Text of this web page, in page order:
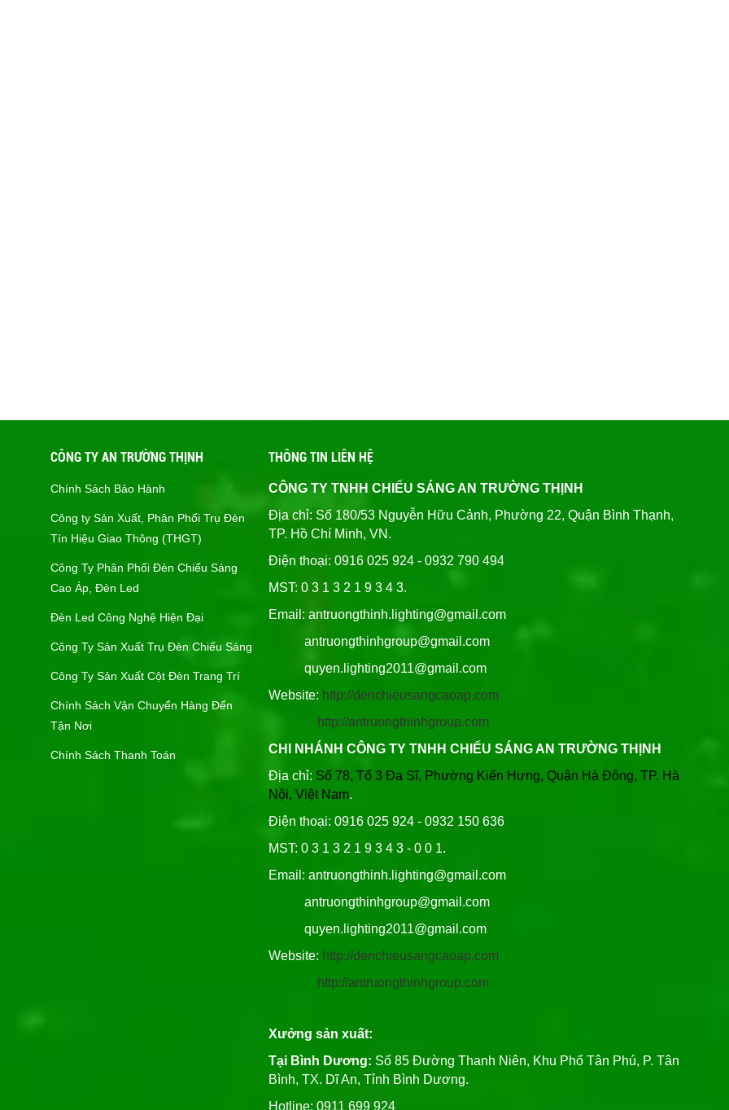
CÔNG TY AN TRƯỜNG THỊNH
Chính Sách Bảo Hành
Công ty Sản Xuất, Phân Phối Trụ Đèn
Tín Hiệu Giao Thông (THGT)
Công Ty Phân Phối Đèn Chiếu Sáng
Cao Áp, Đèn Led
Đèn Led Công Nghệ Hiện Đại
Công Ty Sản Xuất Trụ Đèn Chiếu Sáng
Công Ty Sản Xuất Cột Đèn Trang Trí
Chính Sách Vận Chuyển Hàng Đến
Tận Nơi
Chính Sách Thanh Toán
THÔNG TIN LIÊN HỆ
CÔNG TY TNHH CHIẾU SÁNG AN TRƯỜNG THỊNH
Địa chỉ: Số 180/53 Nguyễn Hữu Cảnh, Phường 22, Quận Bình Thạnh,
TP. Hồ Chí Minh, VN.
Điện thoại: 0916 025 924 - 0932 790 494
MST: 0 3 1 3 2 1 9 3 4 3.
Email: antruongthinh.lighting@gmail.com
antruongthinhgroup@gmail.com
quyen.lighting2011@gmail.com
Website: http://denchieusangcaoap.com
http://antruongthinhgroup.com
CHI NHÁNH CÔNG TY TNHH CHIẾU SÁNG AN TRƯỜNG THỊNH
Địa chỉ: Số 78, Tổ 3 Đa Sĩ, Phường Kiến Hưng, Quận Hà Đông, TP. Hà
Nội, Việt Nam.
Điện thoại: 0916 025 924 - 0932 150 636
MST: 0 3 1 3 2 1 9 3 4 3 - 0 0 1.
Email: antruongthinh.lighting@gmail.com
antruongthinhgroup@gmail.com
quyen.lighting2011@gmail.com
Website: http://denchieusangcaoap.com
http://antruongthinhgroup.com
Xưởng sản xuất:
Tại Bình Dương: Số 85 Đường Thanh Niên, Khu Phố Tân Phú, P. Tân
Bình, TX. Dĩ An, Tỉnh Bình Dương.
Hotline: 0911 699 924